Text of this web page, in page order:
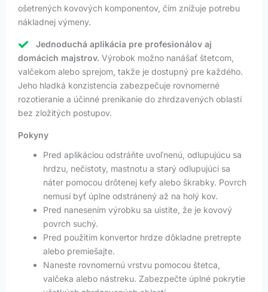
ošetrených kovových komponentov, čím znižuje potrebu
nákladnej výmeny.
Jednoduchá aplikácia pre profesionálov aj
domácich majstrov. Výrobok možno nanášať štetcom,
valčekom alebo sprejom, takže je dostupný pre každého.
Jeho hladká konzistencia zabezpečuje rovnomerné
rozotieranie a účinné prenikanie do zhrdzavených oblastí
bez zložitých postupov.
Pokyny
Pred aplikáciou odstráňte uvoľnenú, odlupujúcu sa
hrdzu, nečistoty, mastnotu a starý odlupujúci sa
náter pomocou drôtenej kefy alebo škrabky. Povrch
nemusí byť úplne odstránený až na holý kov.
Pred nanesením výrobku sa uistite, že je kovový
povrch suchý.
Pred použitím konvertor hrdze dôkladne pretrepte
alebo premiešajte.
Naneste rovnomernú vrstvu pomocou štetca,
valčeka alebo nástreku. Zabezpečte úplné pokrytie